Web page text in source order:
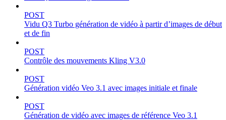
POST
Vidu Q3 Turbo génération de vidéo à partir d’images de début
et de fin
POST
Contrôle des mouvements Kling V3.0
POST
Génération vidéo Veo 3.1 avec images initiale et finale
POST
Génération de vidéo avec images de référence Veo 3.1